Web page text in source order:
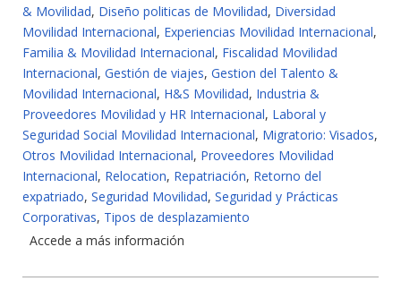
& Movilidad, Diseño politicas de Movilidad, Diversidad
Movilidad Internacional, Experiencias Movilidad Internacional,
Familia & Movilidad Internacional, Fiscalidad Movilidad
Internacional, Gestión de viajes, Gestion del Talento &
Movilidad Internacional, H&S Movilidad, Industria &
Proveedores Movilidad y HR Internacional, Laboral y
Seguridad Social Movilidad Internacional, Migratorio: Visados,
Otros Movilidad Internacional, Proveedores Movilidad
Internacional, Relocation, Repatriación, Retorno del
expatriado, Seguridad Movilidad, Seguridad y Prácticas
Corporativas, Tipos de desplazamiento
Accede a más información